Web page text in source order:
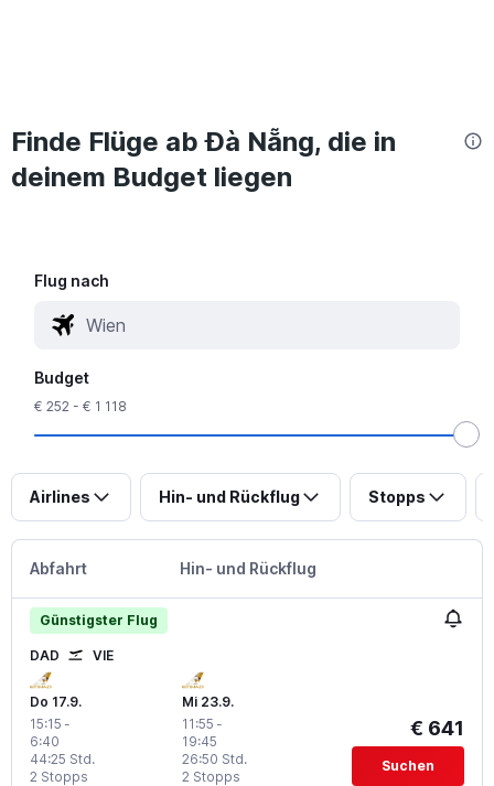
Finde Flüge ab Đà Nẵng, die in
deinem Budget liegen
Flug nach
Budget
€ 252 - € 1 118
Airlines Hin- und Rückflug Stopps
Abfahrt Hin- und Rückflug
Günstigster Flug
DAD VIE
Do 17.9.
15:15 -
6:40
2 Stopps
44:25 Std.
Mi 23.9.
11:55 -
19:45
2 Stopps
26:50 Std.
€ 641
Suchen